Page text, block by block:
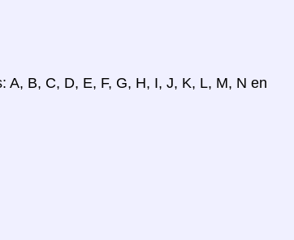
B, C, D, E, F, G, H, I, J, K, L, M, N en